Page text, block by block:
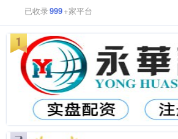
已收录999+家平台